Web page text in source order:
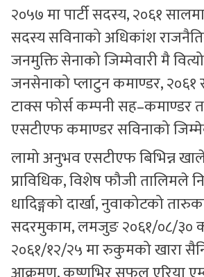
२०५७ मा पार्टी सदस्य, २०६१
सदस्य सविनाको अधिकांश
जनमुक्ति सेनाको जिम्मेवारी मै
जनसेनाको प्लाटुन कमाण्डर,
टाक्स फोर्स कम्पनी सह–कमाण्डर
एसटीएफ कमाण्डर सविनाको
लामो अनुभव एसटीएफ बिभिन्न
प्राविधिक, विशेष फौजी तालिमले
धादिङ्गको दार्खा, नुवाकोटको
सदरमुकाम, लमजुङ २०६१/०८/३०
२०६१/१२/२५ मा रुकुमको खारा